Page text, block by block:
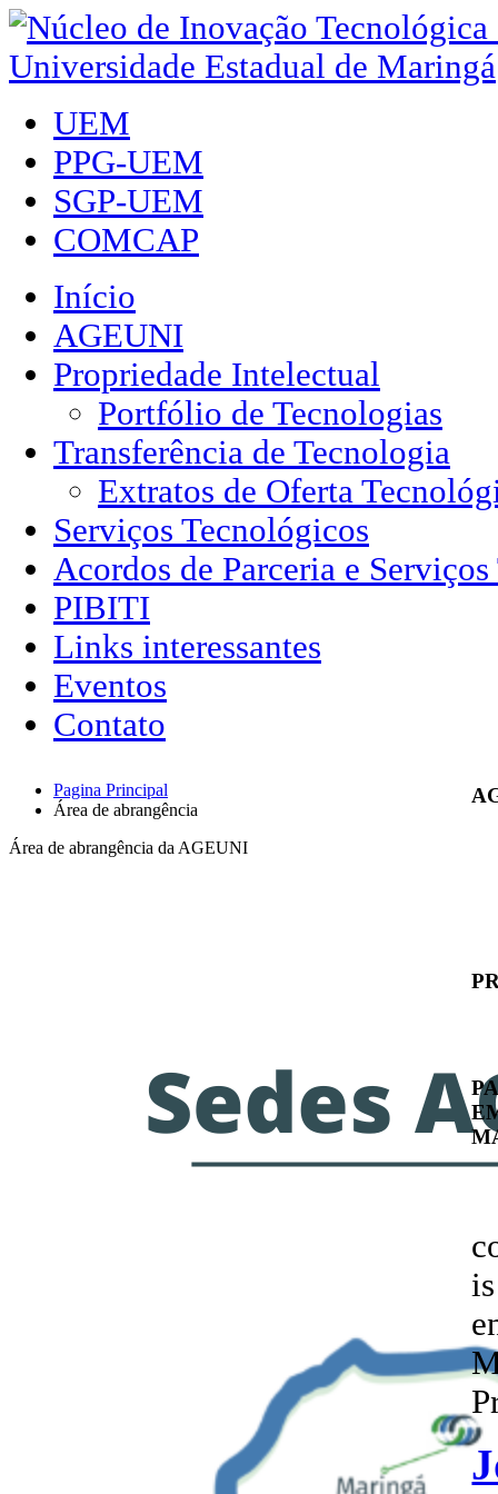
UEM
PPG-UEM
SGP-UEM
COMCAP
Início
AGEUNI
Propriedade Intelectual
Portfólio de Tecnologias
Transferência de Tecnologia
Extratos de Oferta
Serviços Tecnológicos
Acordos de Parceria e
PIBITI
Links interessantes
Eventos
Contato
Pagina Principal
Área de abrangência
Área de abrangência da AGEUNI